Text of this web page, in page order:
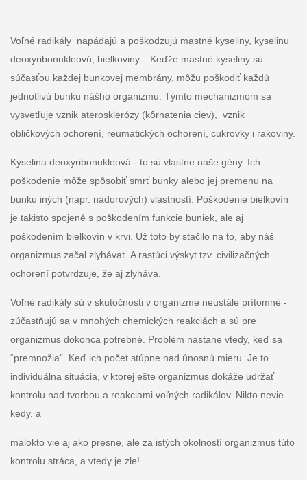
Voľné radikály napádajú a poškodzujú mastné kyseliny, kyselinu
deoxyribonukleovú, bielkoviny... Keďže mastné kyseliny sú
súčasťou každej bunkovej membrány, môžu poškodiť každú
jednotlivú bunku nášho organizmu. Týmto mechanizmom sa
vysvetľuje vznik aterosklerózy (kôrnatenia ciev), vznik
obličkových ochorení, reumatických ochorení, cukrovky i rakoviny.
Kyselina deoxyribonukleová - to sú vlastne naše gény. Ich
poškodenie môže spôsobiť smrť bunky alebo jej premenu na
bunku iných (napr. nádorových) vlastností. Poškodenie bielkovín
je takisto spojené s poškodením funkcie buniek, ale aj
poškodením bielkovín v krvi. Už toto by stačilo na to, aby náš
organizmus začal zlyhávať. A rastúci výskyt tzv. civilizačných
ochorení potvrdzuje, že aj zlyháva.
Voľné radikály sú v skutočnosti v organizme neustále prítomné -
zúčastňujú sa v mnohých chemických reakciách a sú pre
organizmus dokonca potrebné. Problém nastane vtedy, keď sa
“premnožia”. Keď ich počet stúpne nad únosnú mieru. Je to
individuálna situácia, v ktorej ešte organizmus dokáže udržať
kontrolu nad tvorbou a reakciami voľných radikálov. Nikto nevie
kedy, a
málokto vie aj ako presne, ale za istých okolností organizmus túto
kontrolu stráca, a vtedy je zle!